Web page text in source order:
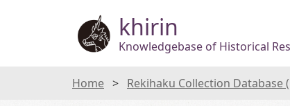
khirin
Knowledgebase of Historical
Home Rekihaku Collection